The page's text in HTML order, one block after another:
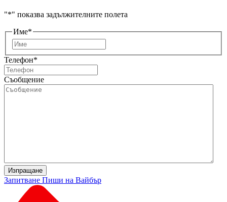
"*" показва задължителните полета
Име*
Телефон*
Съобщение
Изпращане
Запитване Пиши на Вайбър